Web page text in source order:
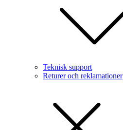
Teknisk support
Returer och reklamationer